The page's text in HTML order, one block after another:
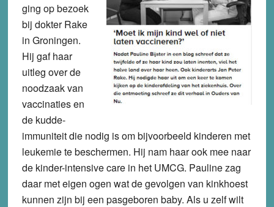
ging op bezoek
bij dokter Rake
in Groningen.
Hij gaf haar
uitleg over de
noodzaak van
vaccinaties en
de kudde-
immuniteit die nodig is om bijvoorbeeld kinderen met
leukemie te beschermen. Hij nam haar ook mee naar
de kinder-intensive care in het UMCG. Pauline zag
daar met eigen ogen wat de gevolgen van kinkhoest
kunnen zijn bij een pasgeboren baby. Als u zelf wilt